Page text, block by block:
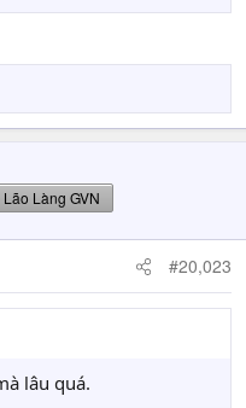
Lão Làng GVN
#20,023
lâu quá.